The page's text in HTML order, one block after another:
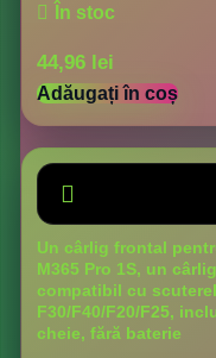
În stoc
44,96 lei
Adăugați în coș
Un cârlig frontal
M365 Pro 1S, un
compatibil cu
F30/F40/F20/F25,
cheie, fără baterie